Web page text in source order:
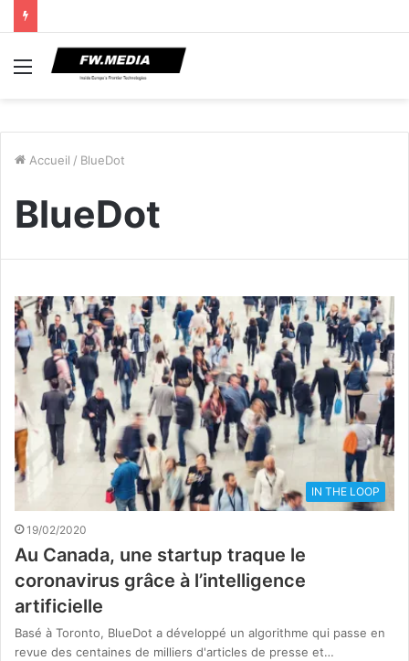
Menu
Accueil / BlueDot
BlueDot
IN THE LOOP
19/02/2020
Au Canada, une startup traque le
coronavirus grâce à l’intelligence
artificielle
Basé à Toronto, BlueDot a développé un algorithme qui passe en
revue des centaines de milliers d'articles de presse et…